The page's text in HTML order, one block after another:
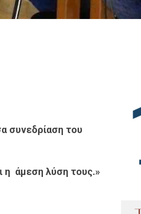
συνεδρίαση του
η άμεση λύση τους.»